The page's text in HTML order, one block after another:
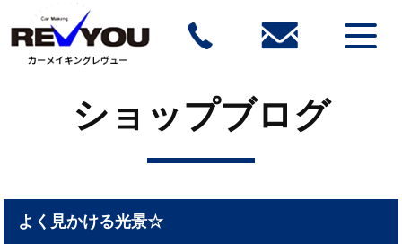
ショップブログ
よく見かける光景☆